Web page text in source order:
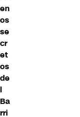
en
os
se
cr
et
os
de
l
Ba
rri